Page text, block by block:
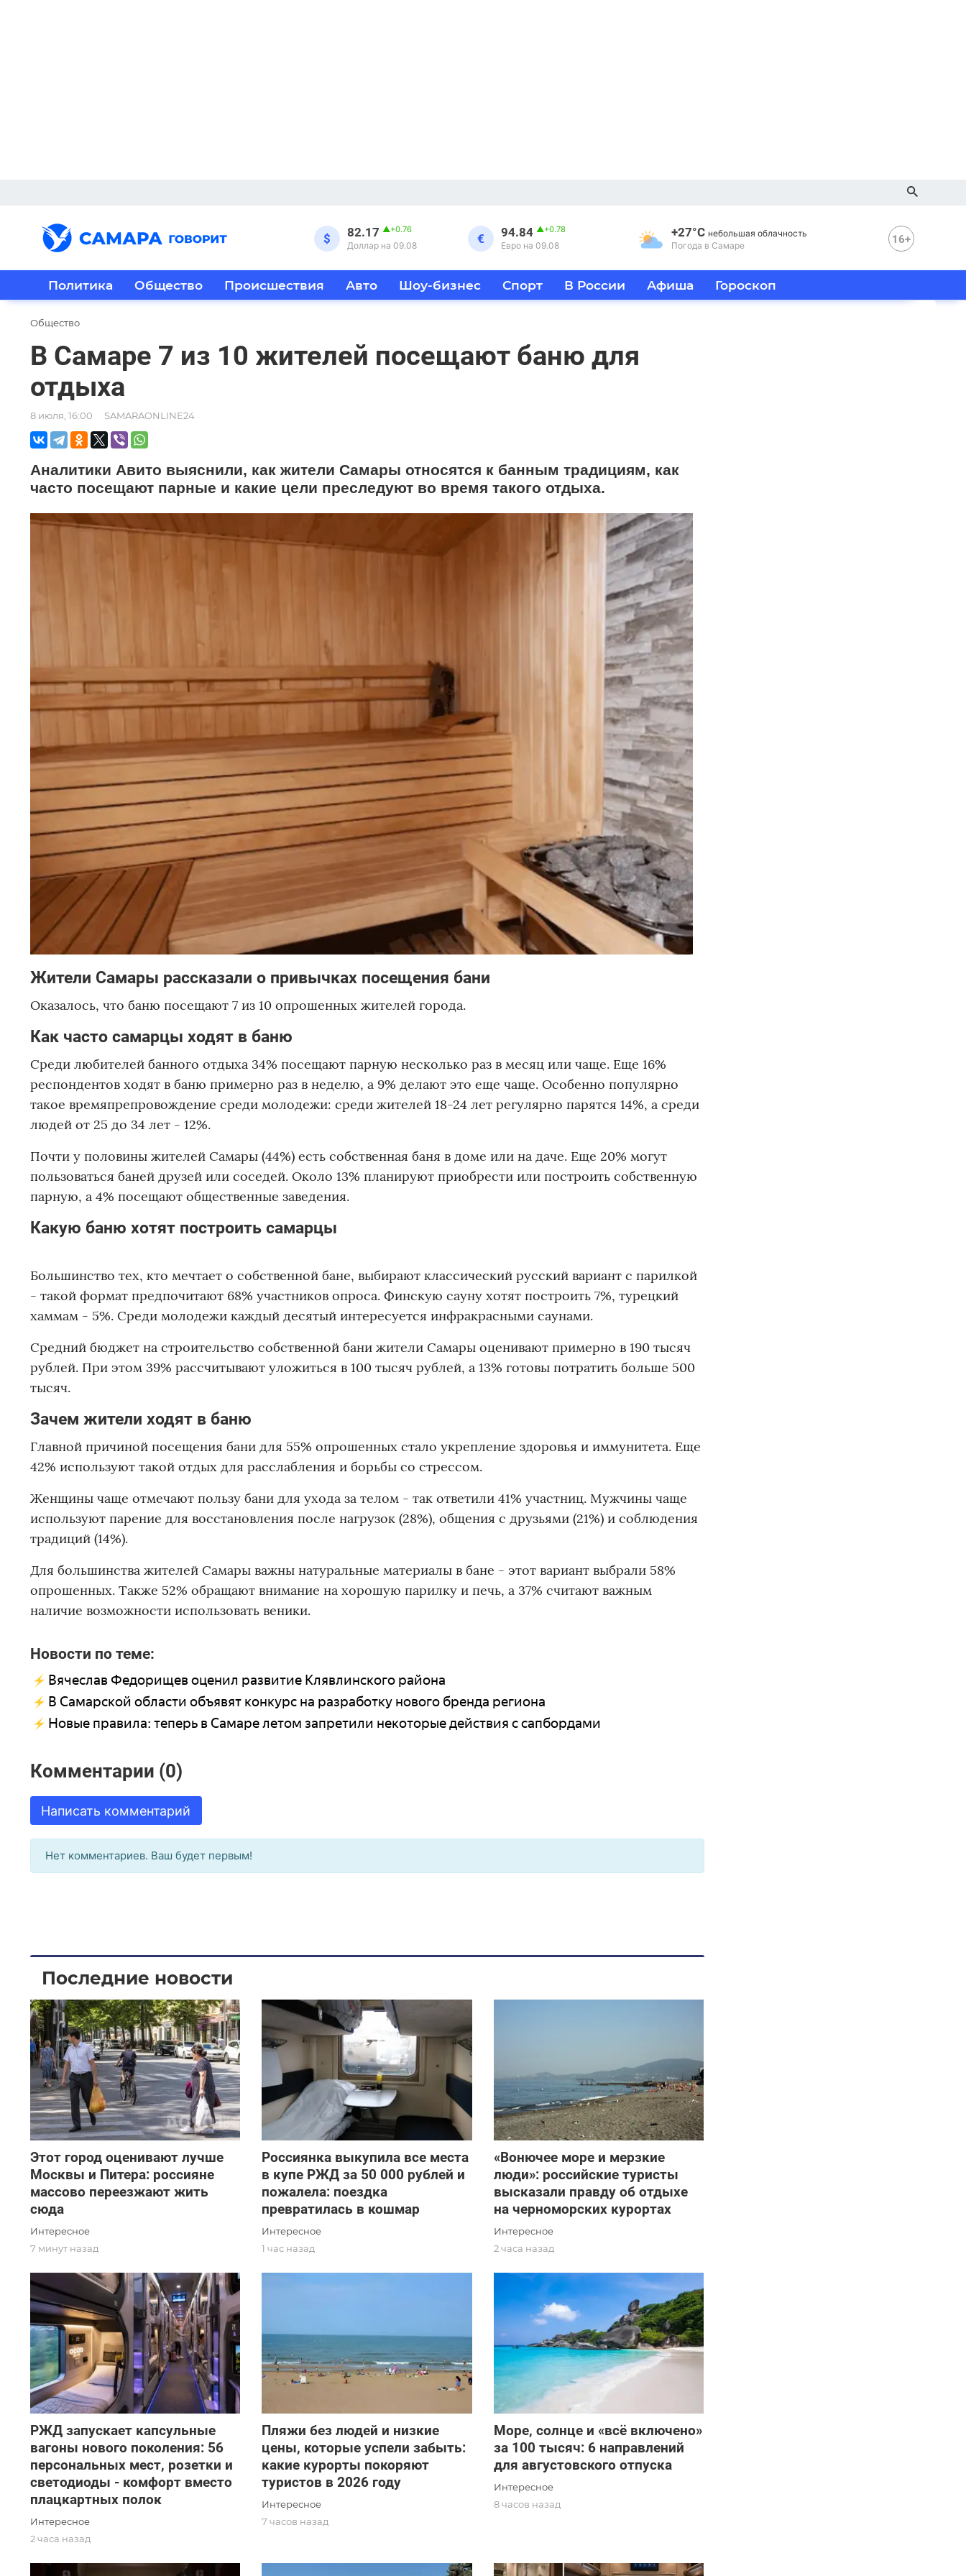
$ 82.17 ▲+0.76
Доллар на 09.08 € 94.84 ▲+0.78
Евро на 09.08
+27°C небольшая облачность
Погода в Самаре
16+
Политика Общество Происшествия Авто Шоу-бизнес Спорт В России Афиша Гороскоп
Общество
В Самаре 7 из 10 жителей посещают баню для
отдыха
8 июля, 16:00 SAMARAONLINE24
Аналитики Авито выяснили, как жители Самары относятся к банным традициям, как
часто посещают парные и какие цели преследуют во время такого отдыха.
Жители Самары рассказали о привычках посещения бани
Оказалось, что баню посещают 7 из 10 опрошенных жителей города.
Как часто самарцы ходят в баню
Среди любителей банного отдыха 34% посещают парную несколько раз в месяц или чаще. Еще 16%
респондентов ходят в баню примерно раз в неделю, а 9% делают это еще чаще. Особенно популярно
такое времяпрепровождение среди молодежи: среди жителей 18-24 лет регулярно парятся 14%, а среди
людей от 25 до 34 лет - 12%.
Почти у половины жителей Самары (44%) есть собственная баня в доме или на даче. Еще 20% могут
пользоваться баней друзей или соседей. Около 13% планируют приобрести или построить собственную
парную, а 4% посещают общественные заведения.
Какую баню хотят построить самарцы
Большинство тех, кто мечтает о собственной бане, выбирают классический русский вариант с парилкой
- такой формат предпочитают 68% участников опроса. Финскую сауну хотят построить 7%, турецкий
хаммам - 5%. Среди молодежи каждый десятый интересуется инфракрасными саунами.
Средний бюджет на строительство собственной бани жители Самары оценивают примерно в 190 тысяч
рублей. При этом 39% рассчитывают уложиться в 100 тысяч рублей, а 13% готовы потратить больше 500
тысяч.
Зачем жители ходят в баню
Главной причиной посещения бани для 55% опрошенных стало укрепление здоровья и иммунитета. Еще
42% используют такой отдых для расслабления и борьбы со стрессом.
Женщины чаще отмечают пользу бани для ухода за телом - так ответили 41% участниц. Мужчины чаще
используют парение для восстановления после нагрузок (28%), общения с друзьями (21%) и соблюдения
традиций (14%).
Для большинства жителей Самары важны натуральные материалы в бане - этот вариант выбрали 58%
опрошенных. Также 52% обращают внимание на хорошую парилку и печь, а 37% считают важным
наличие возможности использовать веники.
Новости по теме:
Вячеслав Федорищев оценил развитие Клявлинского района
В Самарской области объявят конкурс на разработку нового бренда региона
Новые правила: теперь в Самаре летом запретили некоторые действия с сапбордами
Комментарии (0)
Написать комментарий
Нет комментариев. Ваш будет первым!
Последние новости
Этот город оценивают лучше
Москвы и Питера: россияне
массово переезжают жить
сюда
Интересное
7 минут назад
Россиянка выкупила все места
в купе РЖД за 50 000 рублей и
пожалела: поездка
превратилась в кошмар
Интересное
1 час назад
«Вонючее море и мерзкие
люди»: российские туристы
высказали правду об отдыхе
на черноморских курортах
Интересное
2 часа назад
РЖД запускает капсульные
вагоны нового поколения: 56
персональных мест, розетки и
светодиоды - комфорт вместо
плацкартных полок
Интересное
2 часа назад
Пляжи без людей и низкие
цены, которые успели забыть:
какие курорты покоряют
туристов в 2026 году
Интересное
7 часов назад
Море, солнце и «всё включено»
за 100 тысяч: 6 направлений
для августовского отпуска
Интересное
8 часов назад